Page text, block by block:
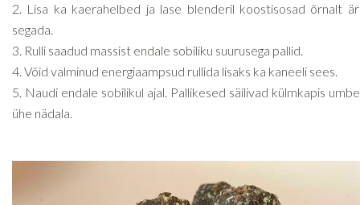
2. Lisa ka kaerahelbed ja lase blenderil koostisosad õrnalt
segada.
3. Rulli saadud massist endale sobiliku suurusega pallid.
4. Võid valminud energiaampsud rullida lisaks ka kaneeli sees.
5. Naudi endale sobilikul ajal. Pallikesed säilivad külmkapis
ühe nädala.